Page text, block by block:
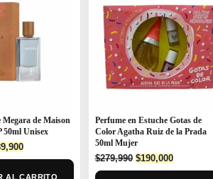
de Maison
50ml Unisex
Current
price
AL CARRITO
Perfume en Estuche Gotas de
Color Agatha Ruiz de la Prada
50ml Mujer
$279,990 Original
price
$190,000Current
price